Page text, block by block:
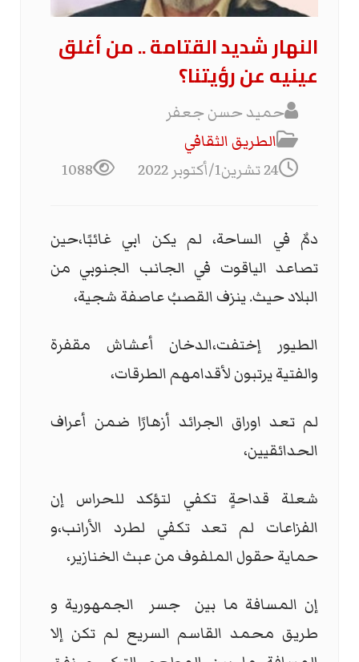
النهار شديد القتامة .. من أغلق
عينيه عن رؤيتنا؟
حميد حسن جعفر
الطریق الثقافي
24 تشرين1/أكتوبر 2022
1088
دمٌ في الساحة، لم يكن ابي غائبًا،حين
تصاعد الياقوت في الجانب الجنوبي من
البلاد حيث. ينزف القصبُ عاصفة شجية،
الطيور إختفت،الدخان أعشاش مقفرة
والفتية يرتبون لأقدامهم الطرقات،
لم تعد اوراق الجرائد أزهارًا ضمن أعراف
الحدائقيين،
شعلة قداحةٍ تكفي لتؤكد للحراس إن
الفزاعات لم تعد تكفي لطرد الأرانب،و
حماية حقول الملفوف من عبث الخنازير،
إن المسافة ما بين جسر الجمهورية و
طريق محمد القاسم السريع لم تكن إلا